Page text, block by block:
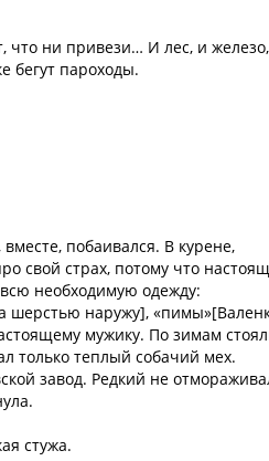
что ни привези… И лес, и
бегут пароходы.
побаивался. В курене,
свой страх, потому что
необходимую одежду:
шерстью наружу],
мужику. По зимам
только теплый собачий мех.
завод. Редкий не
стужа.